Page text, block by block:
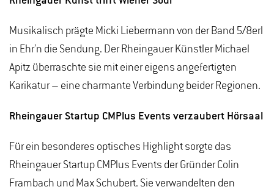
Musikalisch prägte Micki Liebermann von der Band 5/8erl
in Ehr’n die Sendung. Der Rheingauer Künstler Michael
Apitz überraschte sie mit einer eigens angefertigten
Karikatur – eine charmante Verbindung beider Regionen.
Rheingauer Startup CMPlus Events verzaubert Hörsaal
Für ein besonderes optisches Highlight sorgte das
Rheingauer Startup CMPlus Events der Gründer Colin
Frambach und Max Schubert. Sie verwandelten den